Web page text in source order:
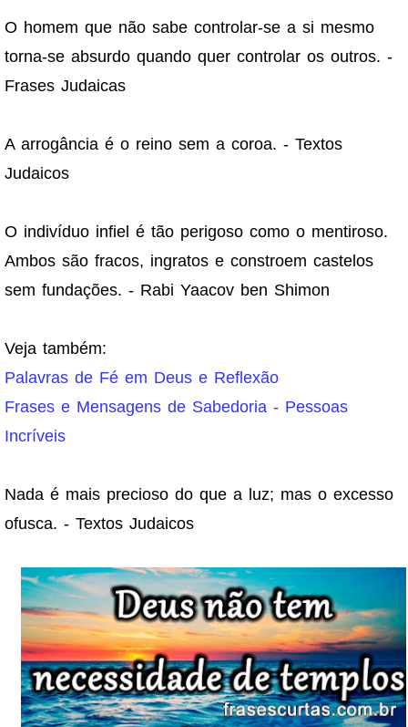
O homem que não sabe controlar-se a si mesmo
torna-se absurdo quando quer controlar os outros. -
Frases Judaicas
A arrogância é o reino sem a coroa. - Textos
Judaicos
O indivíduo infiel é tão perigoso como o mentiroso.
Ambos são fracos, ingratos e constroem castelos
sem fundações. - Rabi Yaacov ben Shimon
Veja também:
Palavras de Fé em Deus e Reflexão
Frases e Mensagens de Sabedoria - Pessoas
Incríveis
Nada é mais precioso do que a luz; mas o excesso
ofusca. - Textos Judaicos